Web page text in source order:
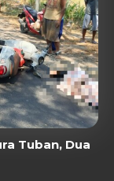
Tuban, Dua